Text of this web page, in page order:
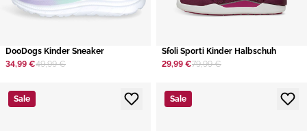
DooDogs Kinder Sneaker
34,99 €49,99 €
​Sfoli Sporti Kinder Halbschuh
29,99 €79,99 €
Sale Sale